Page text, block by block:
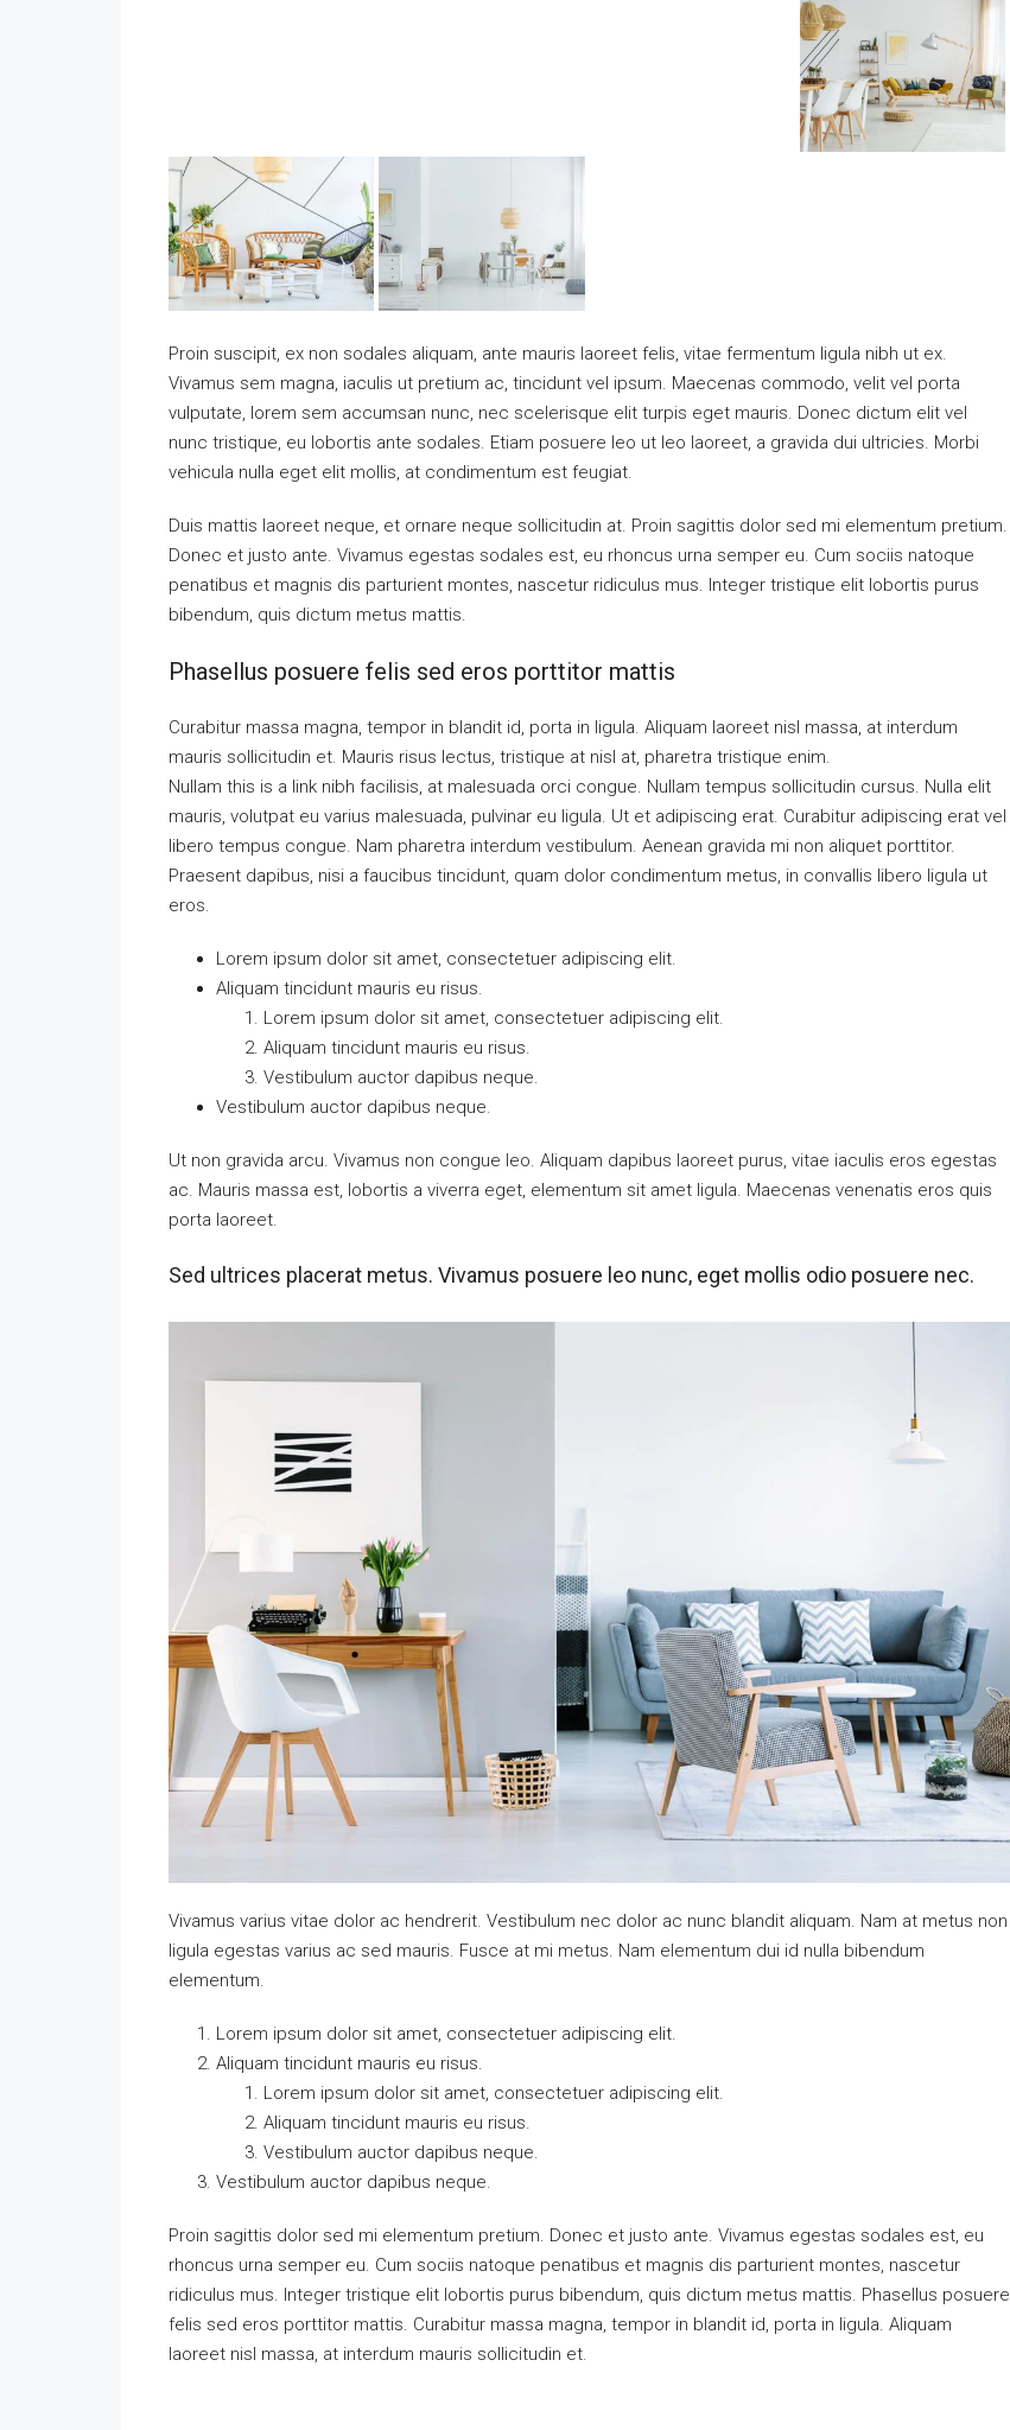
Proin suscipit, ex non sodales aliquam, ante mauris laoreet felis, vitae fermentum ligula nibh ut ex.
Vivamus sem magna, iaculis ut pretium ac, tincidunt vel ipsum. Maecenas commodo, velit vel porta
vulputate, lorem sem accumsan nunc, nec scelerisque elit turpis eget mauris. Donec dictum elit vel
nunc tristique, eu lobortis ante sodales. Etiam posuere leo ut leo laoreet, a gravida dui ultricies. Morbi
vehicula nulla eget elit mollis, at condimentum est feugiat.
Duis mattis laoreet neque, et ornare neque sollicitudin at. Proin sagittis dolor sed mi elementum pretium.
Donec et justo ante. Vivamus egestas sodales est, eu rhoncus urna semper eu. Cum sociis natoque
penatibus et magnis dis parturient montes, nascetur ridiculus mus. Integer tristique elit lobortis purus
bibendum, quis dictum metus mattis.
Phasellus posuere felis sed eros porttitor mattis
Curabitur massa magna, tempor in blandit id, porta in ligula. Aliquam laoreet nisl massa, at interdum
mauris sollicitudin et. Mauris risus lectus, tristique at nisl at, pharetra tristique enim.
Nullam this is a link nibh facilisis, at malesuada orci congue. Nullam tempus sollicitudin cursus. Nulla elit
mauris, volutpat eu varius malesuada, pulvinar eu ligula. Ut et adipiscing erat. Curabitur adipiscing erat vel
libero tempus congue. Nam pharetra interdum vestibulum. Aenean gravida mi non aliquet porttitor.
Praesent dapibus, nisi a faucibus tincidunt, quam dolor condimentum metus, in convallis libero ligula ut
eros.
Lorem ipsum dolor sit amet, consectetuer adipiscing elit.
Aliquam tincidunt mauris eu risus.
Lorem ipsum dolor sit amet, consectetuer adipiscing elit.
Aliquam tincidunt mauris eu risus.
Vestibulum auctor dapibus neque.
Vestibulum auctor dapibus neque.
Ut non gravida arcu. Vivamus non congue leo. Aliquam dapibus laoreet purus, vitae iaculis eros egestas
ac. Mauris massa est, lobortis a viverra eget, elementum sit amet ligula. Maecenas venenatis eros quis
porta laoreet.
Sed ultrices placerat metus. Vivamus posuere leo nunc, eget mollis odio posuere nec.
Vivamus varius vitae dolor ac hendrerit. Vestibulum nec dolor ac nunc blandit aliquam. Nam at metus non
ligula egestas varius ac sed mauris. Fusce at mi metus. Nam elementum dui id nulla bibendum
elementum.
Lorem ipsum dolor sit amet, consectetuer adipiscing elit.
Aliquam tincidunt mauris eu risus.
Lorem ipsum dolor sit amet, consectetuer adipiscing elit.
Aliquam tincidunt mauris eu risus.
Vestibulum auctor dapibus neque.
Vestibulum auctor dapibus neque.
Proin sagittis dolor sed mi elementum pretium. Donec et justo ante. Vivamus egestas sodales est, eu
rhoncus urna semper eu. Cum sociis natoque penatibus et magnis dis parturient montes, nascetur
ridiculus mus. Integer tristique elit lobortis purus bibendum, quis dictum metus mattis. Phasellus posuere
felis sed eros porttitor mattis. Curabitur massa magna, tempor in blandit id, porta in ligula. Aliquam
laoreet nisl massa, at interdum mauris sollicitudin et.